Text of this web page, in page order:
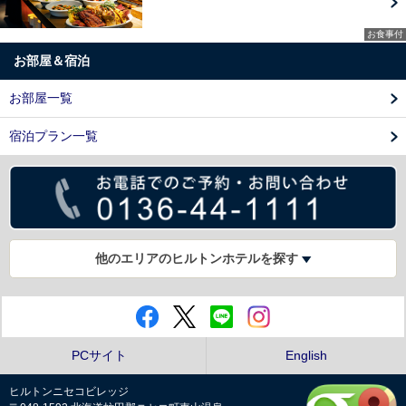
お食事付
お部屋＆宿泊
お部屋一覧
宿泊プラン一覧
他のエリアのヒルトンホテルを探す
PCサイト English
ヒルトンニセコビレッジ